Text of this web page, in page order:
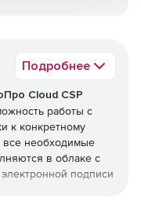
Подробнее
Cloud CSP
работы с
к конкретному
необходимые
в облаке с
подписи